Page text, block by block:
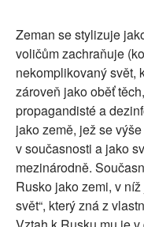
Zeman se stylizuje
voličům zachraňuje
nekomplikovaný svět,
zároveň jako oběť
propagandisté a
jako země, jež se
v současnosti a jako
mezinárodně.
Rusko jako zemi, v
svět“, který zná z